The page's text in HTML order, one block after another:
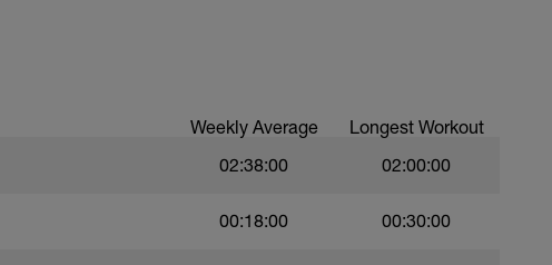
Weekly Average Longest Workout
02:38:00 02:00:00
00:18:00 00:30:00